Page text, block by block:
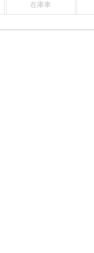
在庫車